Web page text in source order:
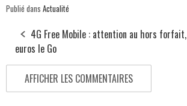
Publié dans Actualité
4G Free Mobile : attention au hors
euros le Go
AFFICHER LES COMMENTAIRES